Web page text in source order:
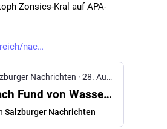
Zonsics-Kral auf APA-
nac
Nachrichten · 28. Aug. 2025
Nach Fund von Wasserleiche ist Verdächtiger in U-Haft
Salzburger Nachrichten